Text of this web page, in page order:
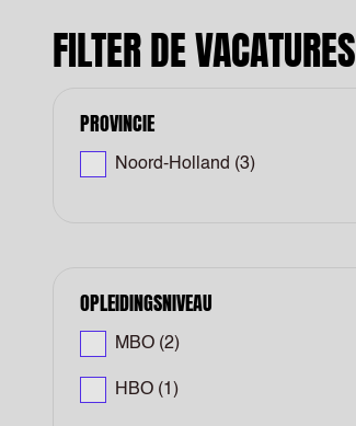
FILTER DE VACATURES
PROVINCIE
Noord-Holland (3)
OPLEIDINGSNIVEAU
MBO (2)
HBO (1)